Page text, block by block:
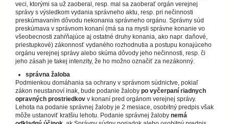
veci, ktorými sa už zaoberal, resp. mal sa zaoberať orgán verejnej
správy s výsledkom vydania správneho aktu, resp. pri nečinnosti
preskúmavaním dôvodu nekonania správneho orgánu. Správny súd
preskúmava v správnom konaní (má sa na mysli správne konanie vo
všeobecnosti zahŕňajúce aj ostatné druhy konania, ako napr. daňové,
priestupkové) zákonnosť vydaného rozhodnutia a postupu konajúceho
orgánu verejnej správy alebo skúma dôvody jeho nečinnosti, resp. či
jeho zásah je takej intenzity, že ho možno označiť za nezákonný.
správna žaloba
Podmienkou domáhania sa ochrany v správnom súdnictve, pokiaľ
zákon neustanoví inak, bude podanie žaloby po vyčerpaní riadnych
opravných prostriedkov v konaní pred orgánom verejnej správy.
Lehota na podanie správnej žaloby je 2 mesiace, osobitný predpis však
môže ustanoviť kratšiu lehotu. Podanie správnej žaloby nemá